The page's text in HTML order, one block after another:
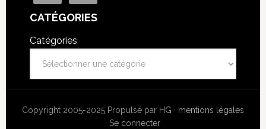
CATÉGORIES
Catégories
Copyright 2005-2025 Propulsé par HG · mentions légales
·Se connecter